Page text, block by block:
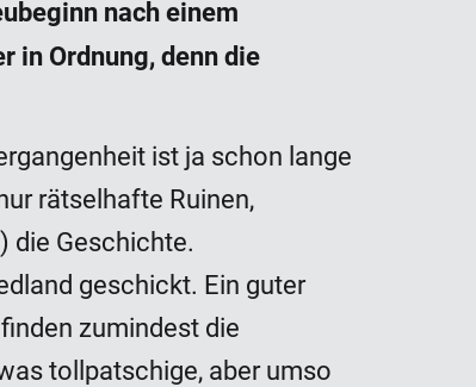
nach einem
in Ordnung, denn die
ist ja schon lange
rätselhafte Ruinen,
die Geschichte.
geschickt. Ein guter
zumindest die
tollpatschige, aber umso